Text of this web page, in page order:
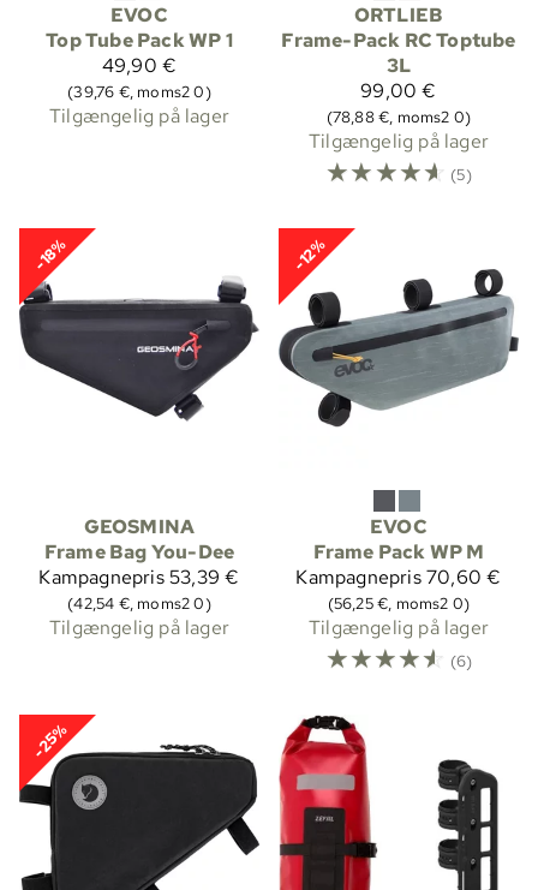
EVOC
Top Tube Pack WP 1
49,90 €
(39,76 €, moms2 0)
Tilgængelig på lager
ORTLIEB
Frame-Pack RC Toptube
3L
99,00 €
(78,88 €, moms2 0)
Tilgængelig på lager
☆☆☆☆☆ (5)
-18%
GEOSMINA
Frame Bag You-Dee
Kampagnepris53,39 €
(42,54 €, moms2 0)
Tilgængelig på lager
-12%
EVOC
Frame Pack WP M
Kampagnepris70,60 €
(56,25 €, moms2 0)
Tilgængelig på lager
☆☆☆☆☆ (6)
-25%